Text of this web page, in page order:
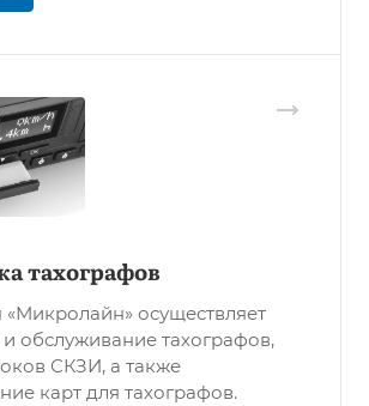
тахографов
осуществляет
и обслуживание тахографов,
СКЗИ, а также
карт для тахографов.